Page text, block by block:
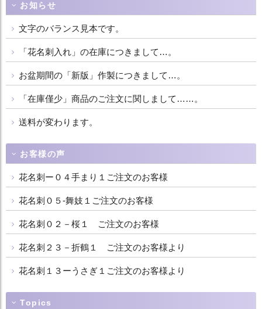
お知らせ
文字のバランス見本です。
「花名刺入れ」の在庫につきまして…。
お盆期間の「新版」作製につきまして…。
「在庫僅少」商品のご注文に関しまして……。
送料が変わります。
お客様の声
花名刺ー０４手まり１ご注文のお客様
花名刺０５-舞妓１ご注文のお客様
花名刺０２－桜１ ご注文のお客様
花名刺２３－折鶴１ ご注文のお客様より
花名刺１３ーうさぎ１ご注文のお客様より
Topics